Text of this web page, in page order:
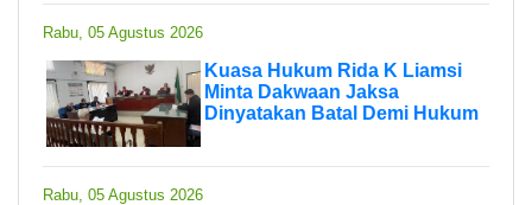
Rabu, 05 Agustus 2026
Kuasa Hukum Rida K Liamsi
Minta Dakwaan Jaksa
Dinyatakan Batal Demi Hukum
Rabu, 05 Agustus 2026